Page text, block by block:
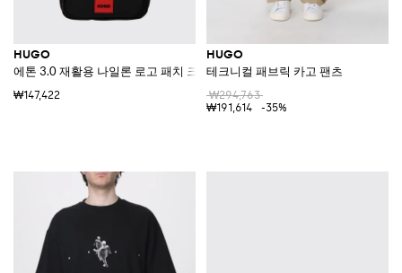
HUGO
에톤 3.0 재활용 나일론 로고 패치 크로스바디 백
₩147,422
HUGO
테크니컬 패브릭 카고 팬츠
₩294,763
₩191,614
-35%